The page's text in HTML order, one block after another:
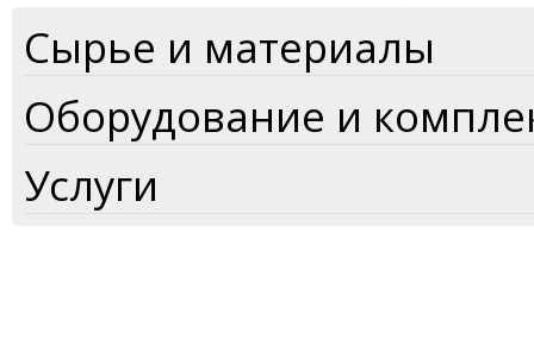
Сырье и материалы
Оборудование и
Услуги